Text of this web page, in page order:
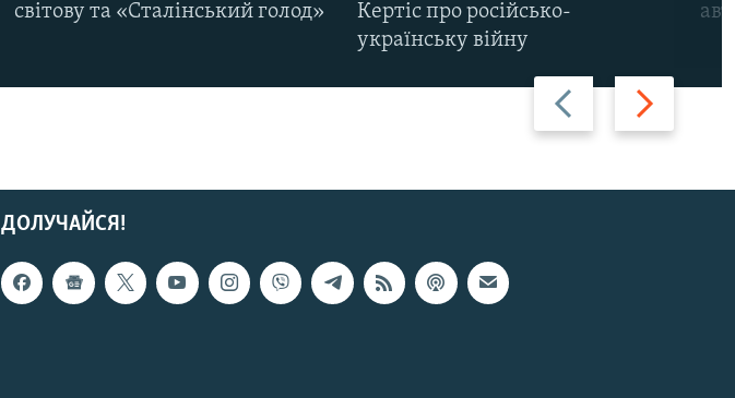
Назад Вперед
світову та «Сталінський голод»
Кертіс про російсько-
українську війну
ДОЛУЧАЙСЯ!